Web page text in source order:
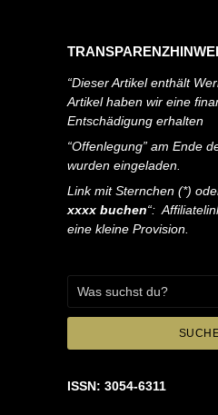
“Dieser Artikel enthält
Artikel haben wir eine
Entschädigung erhalten
“Offenlegung” am Ende
wurden eingeladen.
Link mit Sternchen (*)
xxxx buchen“:
eine kleine Provision.
ISSN: 3054-6311